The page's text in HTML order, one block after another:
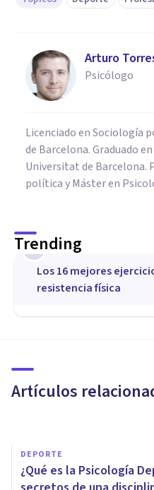
Arturo
Psicólogo
Licenciado en Sociología
de Barcelona. Graduado
Universitat de Barcelona.
política y Máster en
Trending
1
Los 16 mejores
resistencia física
Artículos
una lesión
DEPORTE
¿Qué es la Psicología